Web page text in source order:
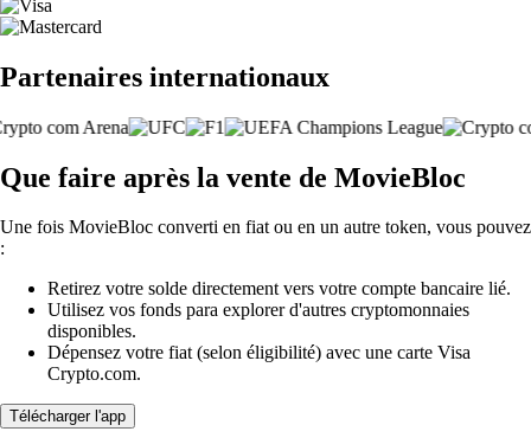
Partenaires internationaux
Que faire après la vente de MovieBloc
Une fois MovieBloc converti en fiat ou en un autre token, vous pouvez
:
Retirez votre solde directement vers votre compte bancaire lié.
Utilisez vos fonds para explorer d'autres cryptomonnaies
disponibles.
Dépensez votre fiat (selon éligibilité) avec une carte Visa
Crypto.com.
Télécharger l'app